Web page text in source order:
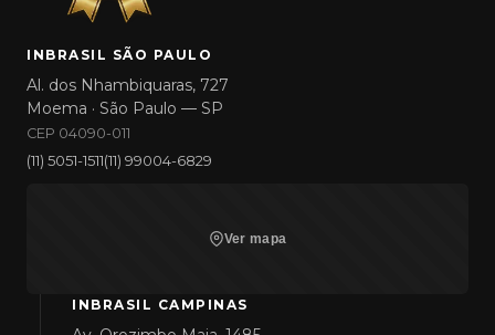
INBRASIL SÃO PAULO
Al. dos Nhambiquaras, 727
Moema · São Paulo — SP
CEP 04090-011
(11) 5051-1511(11) 99004-6829
Ver mapa
INBRASIL CAMPINAS